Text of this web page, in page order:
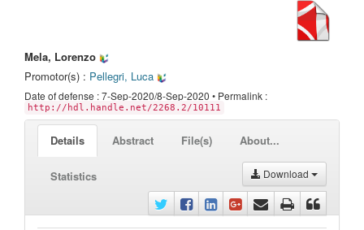
Mela, Lorenzo
Promotor(s) : Pellegri, Luca
Date of defense : 7-Sep-2020/8-Sep-2020 • Permalink :
http://hdl.handle.net/2268.2/10111
Details Abstract File(s) About...
Statistics Download